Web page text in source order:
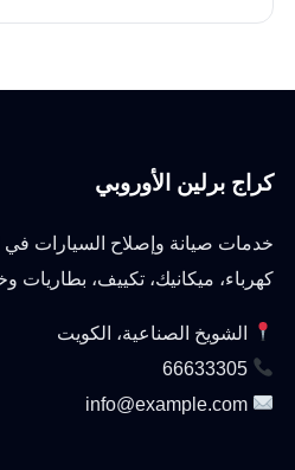
كراج برلين الأوروبي
خدمات صيانة وإصلاح السيارات
كهرباء، ميكانيك، تكييف، بطاريات
الشويخ الصناعية، الكويت
66633305
info@example.com